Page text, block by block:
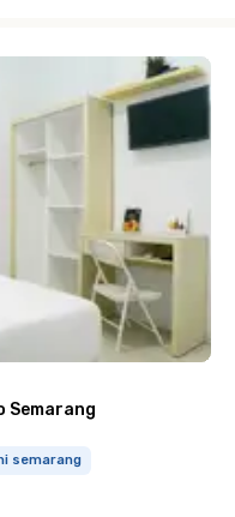
Semarang
semarang